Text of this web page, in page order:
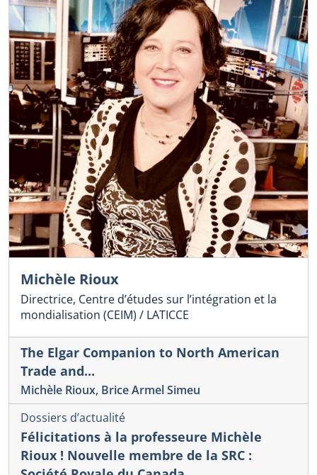
Michèle Rioux
Directrice, Centre d’études sur l’intégration et la
mondialisation (CEIM) / LATICCE
The Elgar Companion to North American
Trade and...
Michèle Rioux, Brice Armel Simeu
Dossiers d’actualité
Félicitations à la professeure Michèle
Rioux ! Nouvelle membre de la SRC :